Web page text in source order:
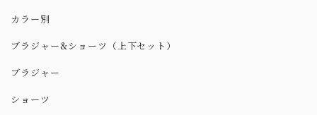
カラー別
ブラジャー&ショーツ（上下セット）
ブラジャー
ショーツ